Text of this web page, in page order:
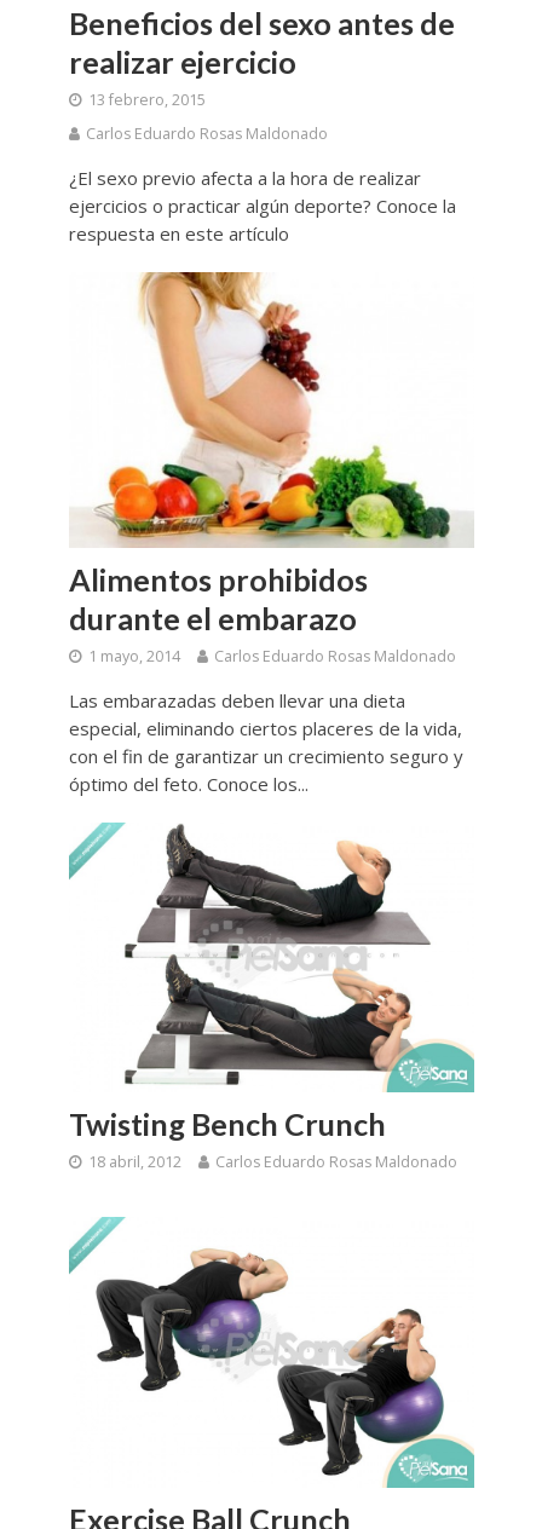
Beneficios del sexo antes de
realizar ejercicio
13 febrero, 2015
Carlos Eduardo Rosas Maldonado
¿El sexo previo afecta a la hora de realizar
ejercicios o practicar algún deporte? Conoce la
respuesta en este artículo
Alimentos prohibidos
durante el embarazo
1 mayo, 2014 Carlos Eduardo Rosas Maldonado
Las embarazadas deben llevar una dieta
especial, eliminando ciertos placeres de la vida,
con el fin de garantizar un crecimiento seguro y
óptimo del feto. Conoce los...
Twisting Bench Crunch
18 abril, 2012 Carlos Eduardo Rosas Maldonado
Exercise Ball Crunch